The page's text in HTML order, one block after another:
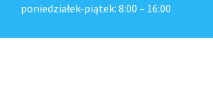
poniedziałek-piątek: 8:00 – 16:00